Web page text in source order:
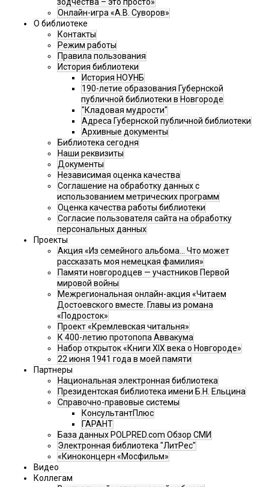
зодчества – это просто»
Онлайн-игра «А.В. Суворов»
О библиотеке
Контакты
Режим работы
Правила пользования
История библиотеки
История НОУНБ
190-летие образования Губернской
публичной библиотеки в Новгороде
"Кладовая мудрости"
Адреса Губернской публичной библиотеки
Архивные документы
Библиотека сегодня
Наши реквизиты
Документы
Независимая оценка качества
Соглашение на обработку данных с
использованием метрических программ
Оценка качества работы библиотеки
Согласие пользователя сайта на обработку
персональных данных
Проекты
Акция «Из семейного альбома... Что может
рассказать моя немецкая фамилия»
Памяти новгородцев — участников Первой
мировой войны
Межрегиональная онлайн-акция «Читаем
Достоевского вместе. Главы из романа
«Подросток»
Проект «Кремлевская читальня»
К 400-летию протопопа Аввакума
Набор открыток «Книги XIX века о Новгороде»
22 июня 1941 года в моей памяти
Партнеры
Национальная электронная библиотека
Президентская библиотека имени Б.Н. Ельцина
Справочно-правовые системы
КонсультантПлюс
ГАРАНТ
База данных POLPRED.com Обзор СМИ
Электронная библиотека "ЛитРес"
«Киноконцерн «Мосфильм»
Видео
Коллегам